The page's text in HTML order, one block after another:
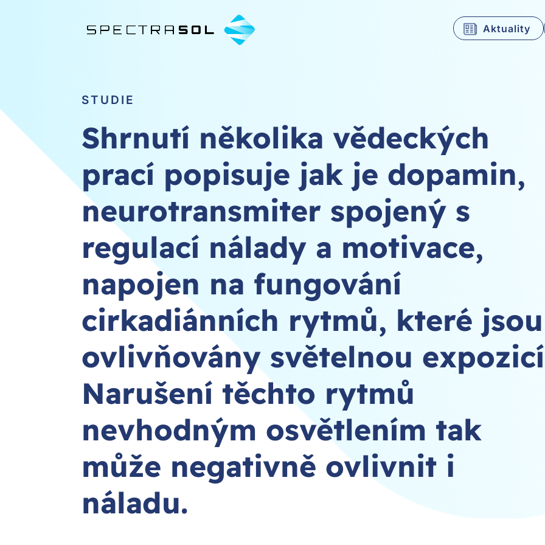
Aktuality
STUDIE
Shrnutí několika vědeckých
prací popisuje jak je dopamin,
neurotransmiter spojený s
regulací nálady a motivace,
napojen na fungování
cirkadiánních rytmů, které jsou
ovlivňovány světelnou
Narušení těchto rytmů
nevhodným osvětlením tak
může negativně ovlivnit i
náladu.